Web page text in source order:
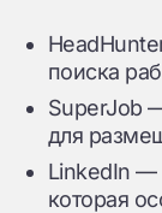
поиска
SuperJob
для
LinkedIn —
которая